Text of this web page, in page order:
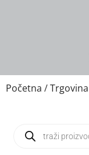
Početna /Trgovina